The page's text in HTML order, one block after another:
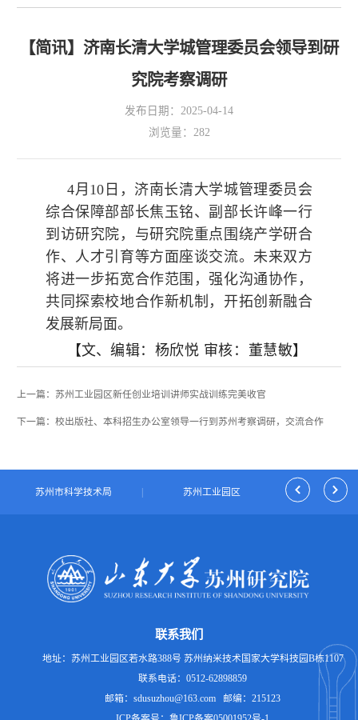
【简讯】济南长清大学城管理委员会领导到研
究院考察调研
发布日期：2025-04-14
浏览量： 282
4月10日，济南长清大学城管理委员会
综合保障部部长焦玉铭、副部长许峰一行
到访研究院，与研究院重点围绕产学研合
作、人才引育等方面座谈交流。未来双方
将进一步拓宽合作范围，强化沟通协作，
共同探索校地合作新机制，开拓创新融合
发展新局面。
【文、编辑： 杨欣悦 审核：董慧敏】
上一篇：苏州工业园区新任创业培训讲师实战训练完美收官
下一篇：校出版社、本科招生办公室领导一行到苏州考察调研，交流合作
苏州市科学技术局 | 苏州工业园区 独墅湖科
联系我们
地址：苏州工业园区若水路388号 苏州纳米技术国家大学科技园B栋1107
联系电话：0512-62898859
邮箱：sdusuzhou@163.com 邮编：215123